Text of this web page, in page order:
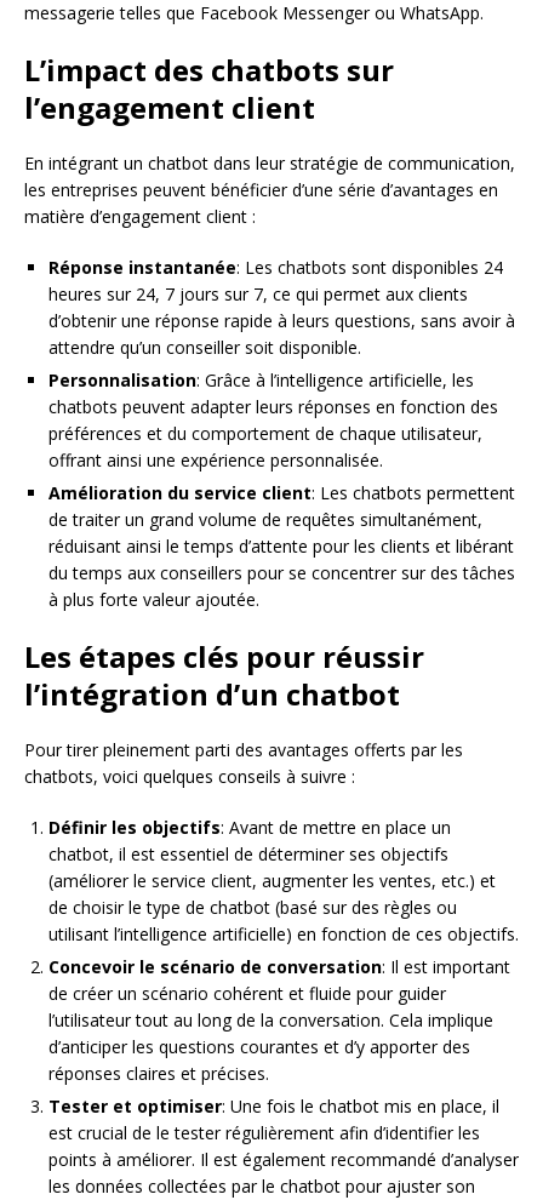
messagerie telles que Facebook Messenger ou WhatsApp.
L’impact des chatbots sur
l’engagement client
En intégrant un chatbot dans leur stratégie de communication,
les entreprises peuvent bénéficier d’une série d’avantages en
matière d’engagement client :
Réponse instantanée: Les chatbots sont disponibles 24
heures sur 24, 7 jours sur 7, ce qui permet aux clients
d’obtenir une réponse rapide à leurs questions, sans avoir à
attendre qu’un conseiller soit disponible.
Personnalisation: Grâce à l’intelligence artificielle, les
chatbots peuvent adapter leurs réponses en fonction des
préférences et du comportement de chaque utilisateur,
offrant ainsi une expérience personnalisée.
Amélioration du service client: Les chatbots permettent
de traiter un grand volume de requêtes simultanément,
réduisant ainsi le temps d’attente pour les clients et libérant
du temps aux conseillers pour se concentrer sur des tâches
à plus forte valeur ajoutée.
Les étapes clés pour réussir
l’intégration d’un chatbot
Pour tirer pleinement parti des avantages offerts par les
chatbots, voici quelques conseils à suivre :
Définir les objectifs: Avant de mettre en place un
chatbot, il est essentiel de déterminer ses objectifs
(améliorer le service client, augmenter les ventes, etc.) et
de choisir le type de chatbot (basé sur des règles ou
utilisant l’intelligence artificielle) en fonction de ces objectifs.
Concevoir le scénario de conversation: Il est important
de créer un scénario cohérent et fluide pour guider
l’utilisateur tout au long de la conversation. Cela implique
d’anticiper les questions courantes et d’y apporter des
réponses claires et précises.
Tester et optimiser: Une fois le chatbot mis en place, il
est crucial de le tester régulièrement afin d’identifier les
points à améliorer. Il est également recommandé d’analyser
les données collectées par le chatbot pour ajuster son